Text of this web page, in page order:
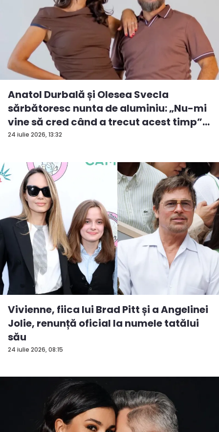
24 iulie 2026, 13:32
Anatol Durbală și Olesea Svecla
sărbătoresc nunta de aluminiu: „Nu-mi
vine să cred când a trecut acest timp”
...
24 iulie 2026, 08:15
Vivienne, fiica lui Brad Pitt și a Angelinei
Jolie, renunță oficial la numele tatălui
său